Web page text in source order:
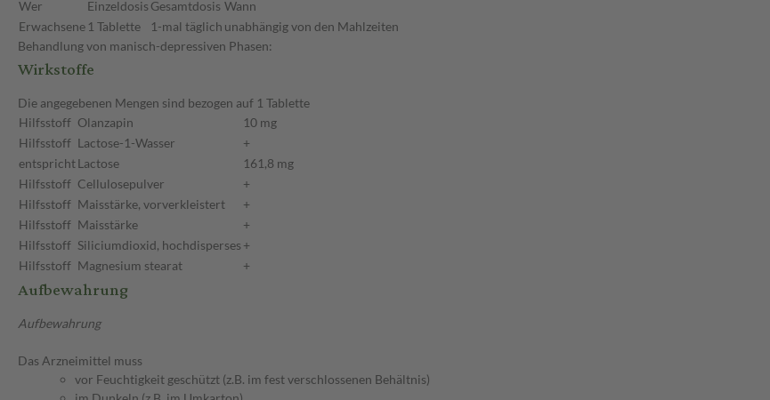
Wer
Einzeldosis Gesamtdosis Wann
Erwachsene 1 Tablette 1-mal täglich unabhängig von den Mahlzeiten
Behandlung von manisch-depressiven Phasen:
Wirkstoffe
Die angegebenen Mengen sind bezogen auf 1 Tablette
Hilfsstoff Olanzapin
10 mg
Hilfsstoff Lactose-1-Wasser
+
entsprichtLactose
161,8 mg
Hilfsstoff Cellulosepulver
+
Hilfsstoff Maisstärke, vorverkleistert
+
Hilfsstoff Maisstärke
+
Hilfsstoff Siliciumdioxid, hochdisperses +
Hilfsstoff Magnesium stearat +
Aufbewahrung
Aufbewahrung
Das Arzneimittel muss
vor Feuchtigkeit geschützt (z.B. im fest verschlossenen Behältnis)